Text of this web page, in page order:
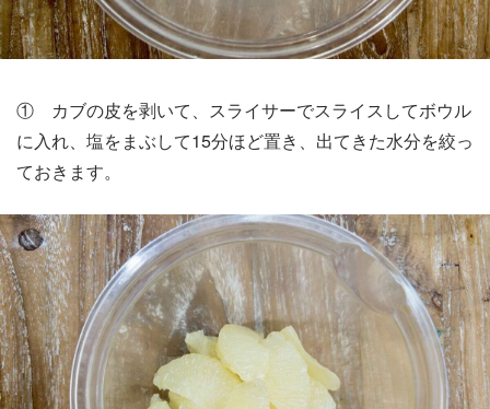
① カブの皮を剥いて、スライサーでスライスしてボウル
に入れ、塩をまぶして15分ほど置き、出てきた水分を絞っ
ておきます。